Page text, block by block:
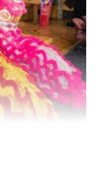
右二）、岭
、岭大校长